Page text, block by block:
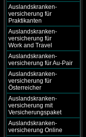
Auslandskranken-
versicherung für
Praktikanten
Auslandskranken-
versicherung für
Work and Travel
Auslandskranken-
versicherung für Au-Pair
Auslandskranken-
versicherung für
Österreicher
Auslandskranken-
versicherung mit
Versicherungspaket
Auslandskranken-
versicherung Online